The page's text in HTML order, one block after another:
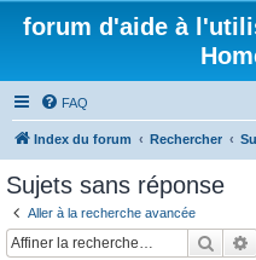
forum d'aide à
FAQ
Index du forum Rechercher
Sujets sans réponse
Aller à la recherche avancée